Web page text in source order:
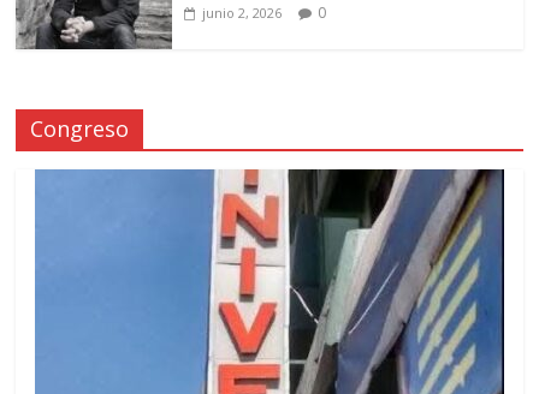
junio 2, 2026 0
Congreso